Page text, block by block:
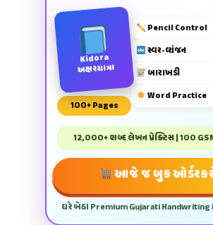
Kidora
અક્ષરયાત્રા
100+ Pages
Pencil Control
સ્વર-વ્યંજન
બારાખડી
Word Practice
12,000+ શબ્દ લેખન પ્રેક્ટિસ | 100
આજે જ બુક ઓર્ડર
ઘરે બેઠા Premium Gujarati Handwriting